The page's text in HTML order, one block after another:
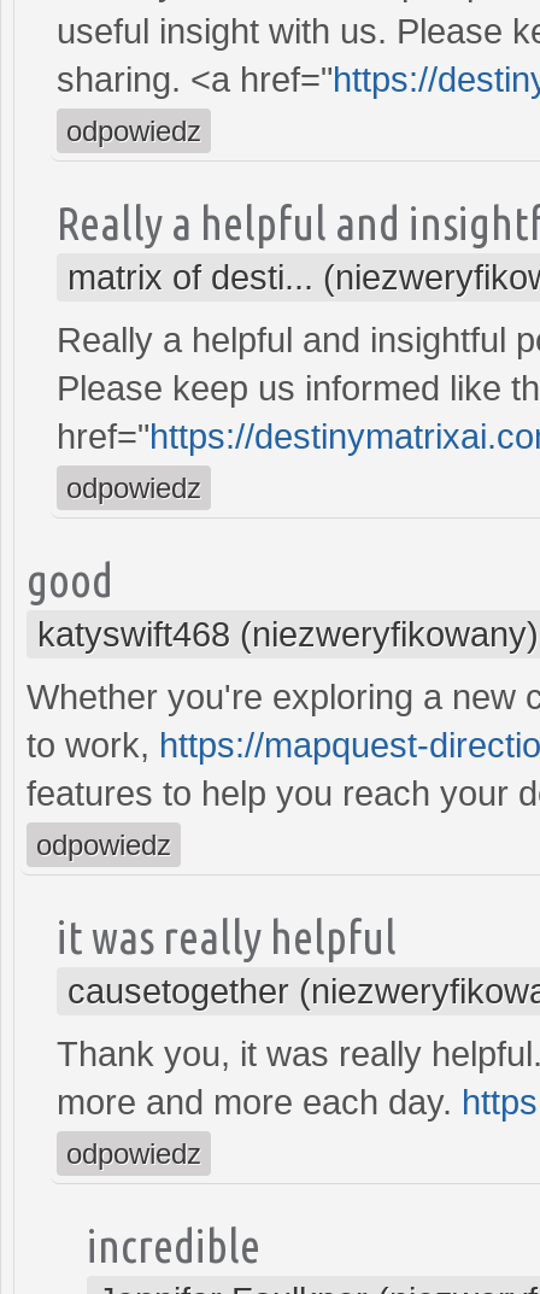
useful insight with us. Please
sharing. <a href="https://
odpowiedz
Really a helpful and
matrix of desti...
Really a helpful and insightful
Please keep us informed like
href="https://
odpowiedz
good
katyswift468 (niezweryfikowany)
Whether you're exploring a new
to work, https://mapquest-
features to help you reach your
odpowiedz
it was really helpful
causetogether
Thank you, it was really
more and more each day.
odpowiedz
incredible